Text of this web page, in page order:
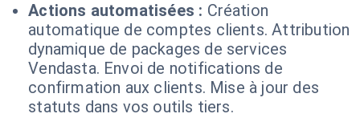
Actions automatisées : Création
automatique de comptes clients. Attribution
dynamique de packages de services
Vendasta. Envoi de notifications de
confirmation aux clients. Mise à jour des
statuts dans vos outils tiers.